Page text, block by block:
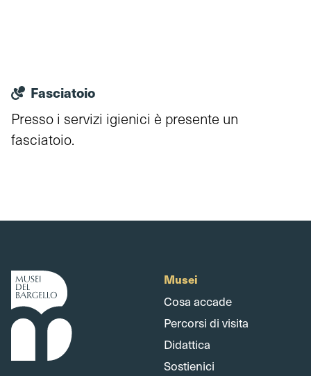
Fasciatoio
Presso i servizi igienici è presente un
fasciatoio.
Musei
Cosa accade
Percorsi di visita
Didattica
Sostienici